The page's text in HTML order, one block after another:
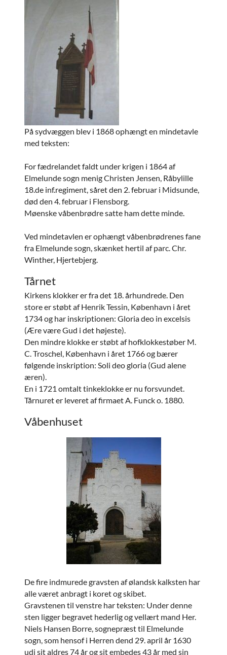
På sydvæggen blev i 1868 ophængt en mindetavle
med teksten:
For fædrelandet faldt under krigen i 1864 af
Elmelunde sogn menig Christen Jensen, Råbylille
18.de inf.regiment, såret den 2. februar i Midsunde,
død den 4. februar i Flensborg.
Møenske våbenbrødre satte ham dette minde.
Ved mindetavlen er ophængt våbenbrødrenes fane
fra Elmelunde sogn, skænket hertil af parc. Chr.
Winther, Hjertebjerg.
Tårnet
Kirkens klokker er fra det 18. århundrede. Den
store er støbt af Henrik Tessin, København i året
1734 og har inskriptionen: Gloria deo in excelsis
(Ære være Gud i det højeste).
Den mindre klokke er støbt af hofklokkestøber M.
C. Troschel, København i året 1766 og bærer
følgende inskription: Soli deo gloria (Gud alene
æren).
En i 1721 omtalt tinkeklokke er nu forsvundet.
Tårnuret er leveret af firmaet A. Funck o. 1880.
Våbenhuset
De fire indmurede gravsten af ølandsk kalksten har
alle været anbragt i koret og skibet.
Gravstenen til venstre har teksten: Under denne
sten ligger begravet hederlig og vellært mand Her.
Niels Hansen Borre, sognepræst til Elmelunde
sogn, som hensof i Herren dend 29. april år 1630
udi sit aldres 74 år og sit embedes 43 år med sin